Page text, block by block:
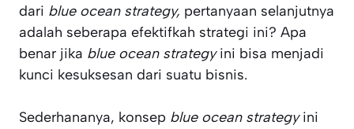
dari blue ocean strategy, pertanyaan selanjutnya
adalah seberapa efektifkah strategi ini? Apa
benar jika blue ocean strategyini bisa menjadi
kunci kesuksesan dari suatu bisnis.
Sederhananya, konsep blue ocean strategyini